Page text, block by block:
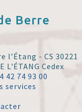
Berre
l’Étang - CS 30221
L'ÉTANG Cedex
42 74 93 00
services